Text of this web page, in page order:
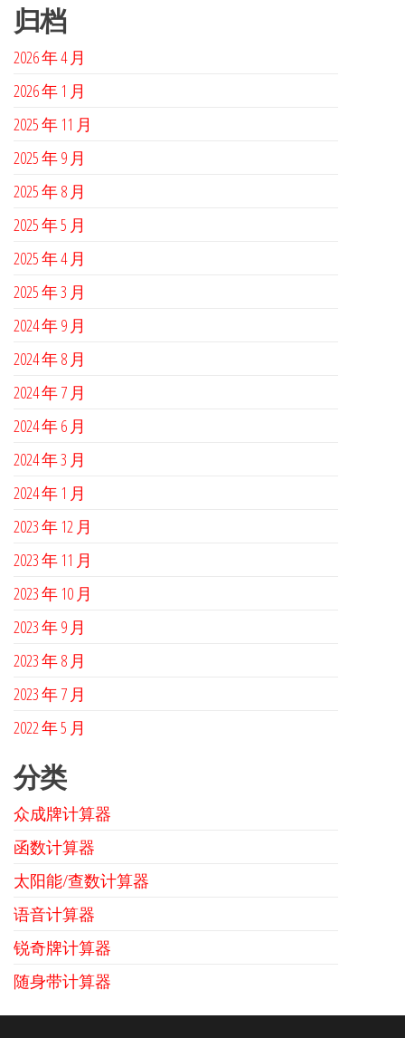
归档
2026 年 4 月
2026 年 1 月
2025 年 11 月
2025 年 9 月
2025 年 8 月
2025 年 5 月
2025 年 4 月
2025 年 3 月
2024 年 9 月
2024 年 8 月
2024 年 7 月
2024 年 6 月
2024 年 3 月
2024 年 1 月
2023 年 12 月
2023 年 11 月
2023 年 10 月
2023 年 9 月
2023 年 8 月
2023 年 7 月
2022 年 5 月
分类
众成牌计算器
函数计算器
太阳能/查数计算器
语音计算器
锐奇牌计算器
随身带计算器